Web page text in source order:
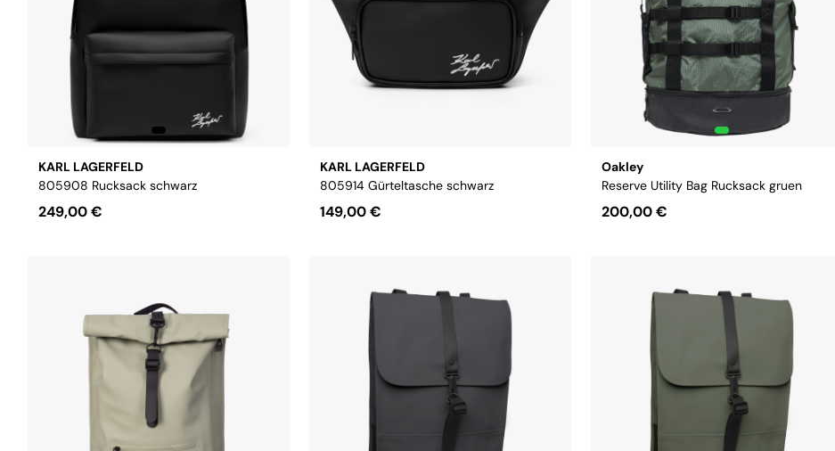
KARL LAGERFELD
805908 Rucksack schwarz
249,00 €
KARL LAGERFELD
805914 Gürteltasche schwarz
149,00 €
Oakley
Reserve Utility Bag Rucksack gruen
200,00 €